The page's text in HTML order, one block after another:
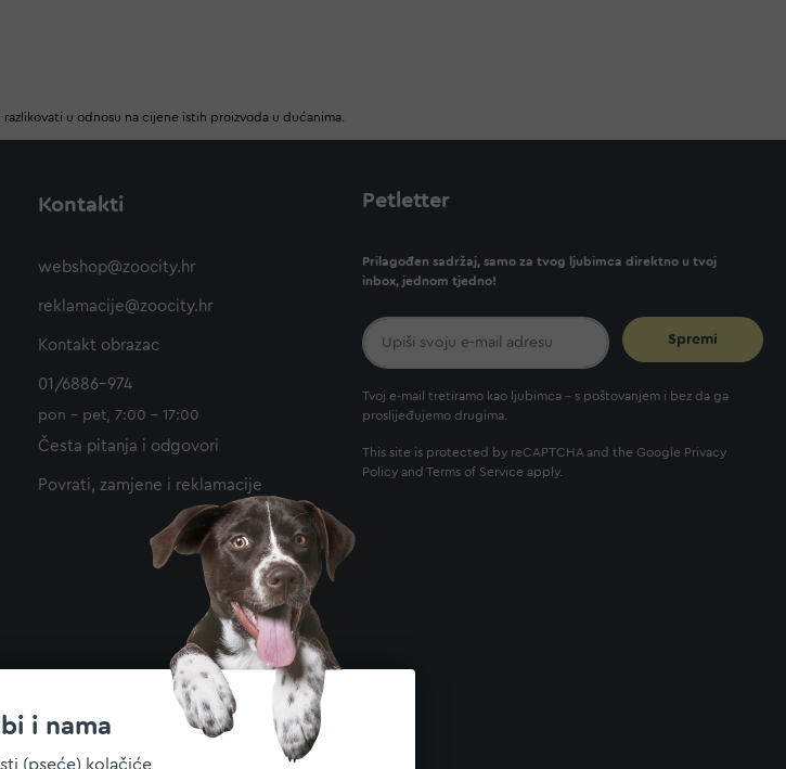
i nama
(pseće) kolačiće
u odnosu na cijene istih proizvoda u dućanima.
Kontakti
webshop@zoocity.hr
reklamacije@zoocity.hr
Kontakt obrazac
01/6886-974
pon - pet, 7:00 - 17:00
Česta pitanja i odgovori
Povrati, zamjene i reklamacije
Petletter
Prilagođen sadržaj, samo za tvog ljubimca direktno u tvoj
inbox, jednom tjedno!
Spremi
Tvoj e-mail tretiramo kao ljubimca - s poštovanjem i bez da ga
proslijeđujemo drugima.
This site is protected by reCAPTCHA and the Google Privacy
Policy and Terms of Service apply.